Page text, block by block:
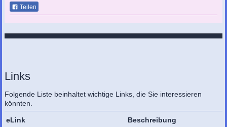
Teilen
FKJC
Links
Folgende Liste beinhaltet wichtige Links, die Sie interessieren
könnten.
eLink Beschreibung